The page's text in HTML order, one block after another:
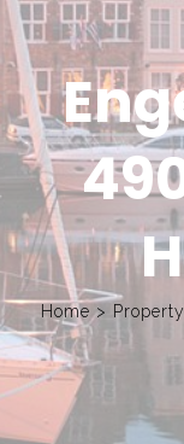
Home > Property